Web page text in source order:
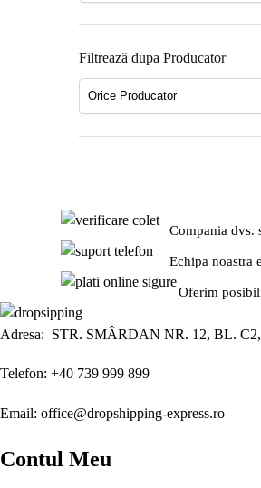
Filtrează dupa Producator
Compania dvs.
Echipa noastra
Oferim
Adresa: STR. SMÂRDAN NR. 12, BL.
Telefon: +40 739 999 899
Email: office@dropshipping-express.ro
Contul Meu